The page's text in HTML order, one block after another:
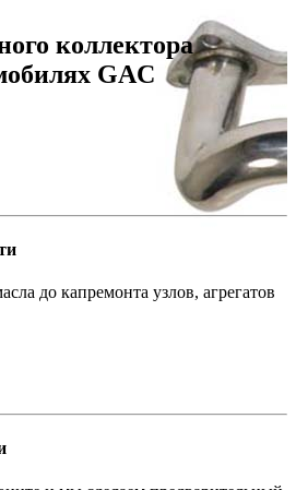
коллектора
GAC
до капремонта узлов, агрегатов